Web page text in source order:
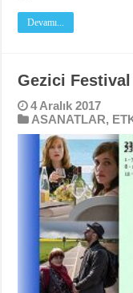
Devamı...
Gezici
4 Aralık 2017
ASANATLAR,